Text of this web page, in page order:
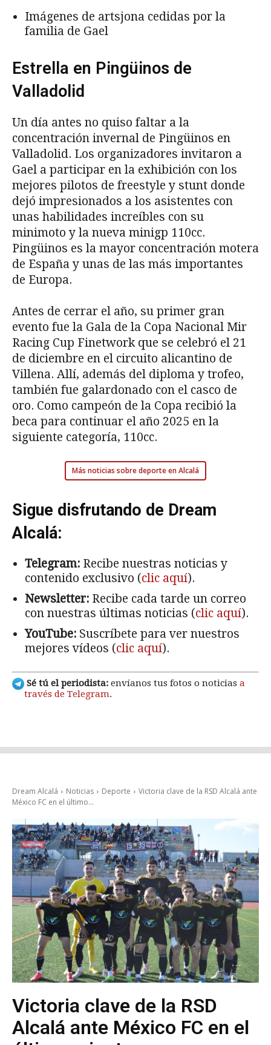
Imágenes de artsjona cedidas por la
familia de Gael
Estrella en Pingüinos de
Valladolid
Un día antes no quiso faltar a la
concentración invernal de Pingüinos en
Valladolid. Los organizadores invitaron a
Gael a participar en la exhibición con los
mejores pilotos de freestyle y stunt donde
dejó impresionados a los asistentes con
unas habilidades increíbles con su
minimoto y la nueva minigp 110cc.
Pingüinos es la mayor concentración motera
de España y unas de las más importantes
de Europa.
Antes de cerrar el año, su primer gran
evento fue la Gala de la Copa Nacional Mir
Racing Cup Finetwork que se celebró el 21
de diciembre en el circuito alicantino de
Villena. Allí, además del diploma y trofeo,
también fue galardonado con el casco de
oro. Como campeón de la Copa recibió la
beca para continuar el año 2025 en la
siguiente categoría, 110cc.
Más noticias sobre deporte en Alcalá
Sigue disfrutando de Dream
Alcalá:
Telegram: Recibe nuestras noticias y
contenido exclusivo (clic aquí).
Newsletter: Recibe cada tarde un correo
con nuestras últimas noticias (clic aquí).
YouTube: Suscríbete para ver nuestros
mejores vídeos (clic aquí).
Sé tú el periodista: envíanos tus fotos o noticias a
través de Telegram.